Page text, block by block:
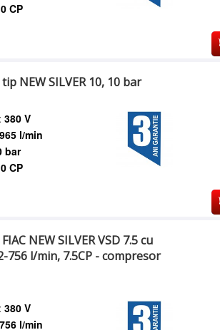
CP
NEW SILVER 10, 10 bar
380 V
965 l/min
bar
CP
NEW SILVER VSD 7.5 cu
l/min, 7.5CP - compresor
380 V
756 l/min